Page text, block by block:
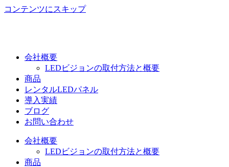
コンテンツにスキップ
会社概要
LEDビジョンの取付方法と概要
商品
レンタルLEDパネル
導入実績
ブログ
お問い合わせ
会社概要
LEDビジョンの取付方法と概要
商品